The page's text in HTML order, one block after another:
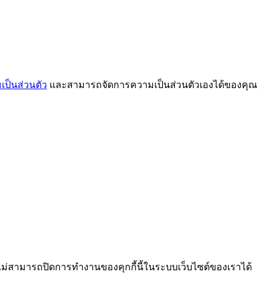
ป็นส่วนตัว และสามารถจัดการความเป็นส่วนตัวเองได้ของคุณ
ามารถปิดการทำงานของคุกกี้นี้ในระบบเว็บไซต์ของเราได้